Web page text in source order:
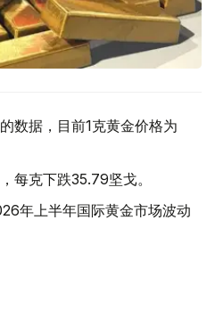
数据，目前1克黄金价格为
每克下跌35.79坚戈。
年上半年国际黄金市场波动